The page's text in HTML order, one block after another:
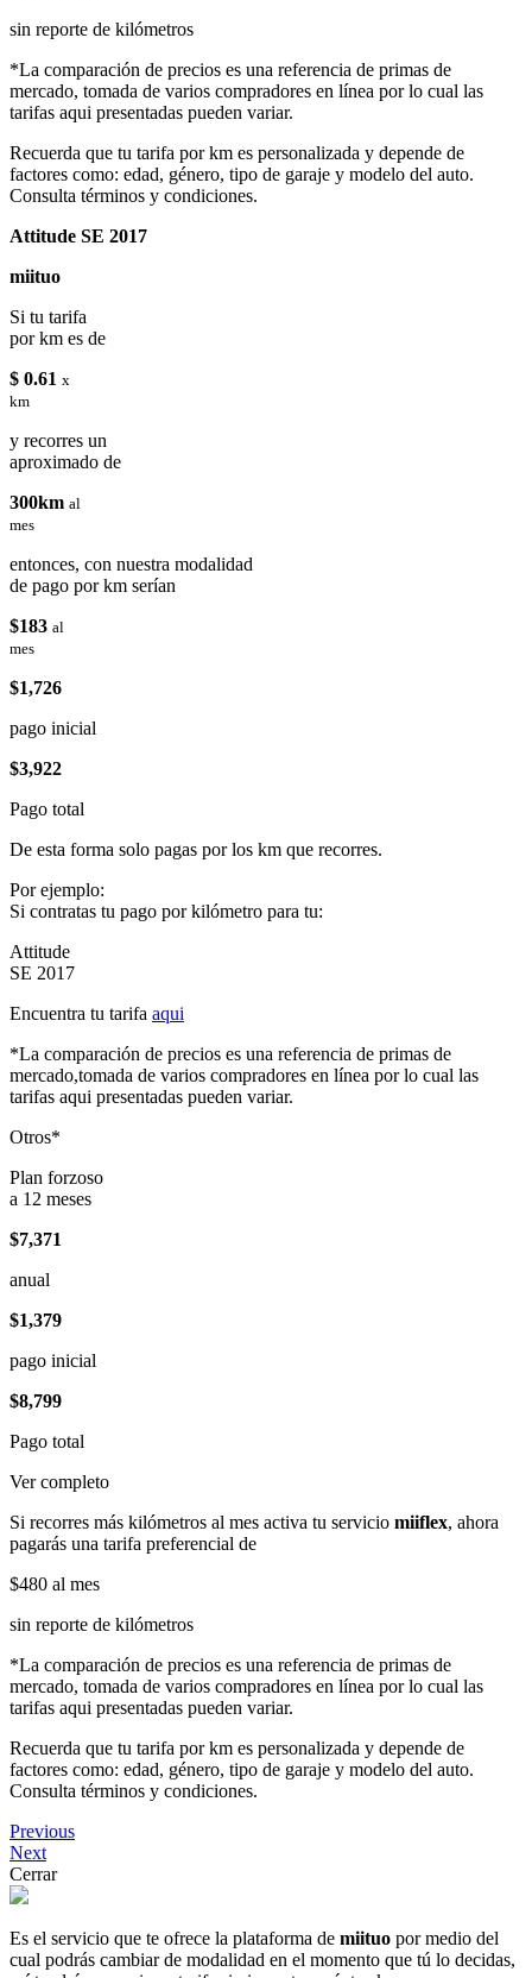
sin reporte de kilómetros
*La comparación de precios es una referencia de primas de
mercado, tomada de varios compradores en línea por lo cual las
tarifas aqui presentadas pueden variar.
Recuerda que tu tarifa por km es personalizada y depende de
factores como: edad, género, tipo de garaje y modelo del auto.
Consulta términos y condiciones.
Attitude SE 2017
miituo
Si tu tarifa
por km es de
$ 0.61 x
km
y recorres un
aproximado de
300km al
mes
entonces, con nuestra modalidad
de pago por km serían
$183 al
mes
$1,726
pago inicial
$3,922
Pago total
De esta forma solo pagas por los km que recorres.
Por ejemplo:
Si contratas tu pago por kilómetro para tu:
Attitude
SE 2017
Encuentra tu tarifa aqui
*La comparación de precios es una referencia de primas de
mercado,tomada de varios compradores en línea por lo cual las
tarifas aqui presentadas pueden variar.
Otros*
Plan forzoso
a 12 meses
$7,371
anual
$1,379
pago inicial
$8,799
Pago total
Ver completo
Si recorres más kilómetros al mes activa tu servicio miiflex, ahora
pagarás una tarifa preferencial de
$480 al mes
sin reporte de kilómetros
*La comparación de precios es una referencia de primas de
mercado, tomada de varios compradores en línea por lo cual las
tarifas aqui presentadas pueden variar.
Recuerda que tu tarifa por km es personalizada y depende de
factores como: edad, género, tipo de garaje y modelo del auto.
Consulta términos y condiciones.
Previous
Next
Cerrar
Es el servicio que te ofrece la plataforma de miituo por medio del
cual podrás cambiar de modalidad en el momento que tú lo decidas,